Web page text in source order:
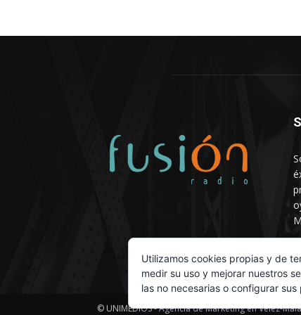
© UNIMEDIOS - Agencia de Marketing en Vélez-
Utilizamos cookies propias y de
medir su uso y mejorar nuestros
las no necesarias o configurar sus